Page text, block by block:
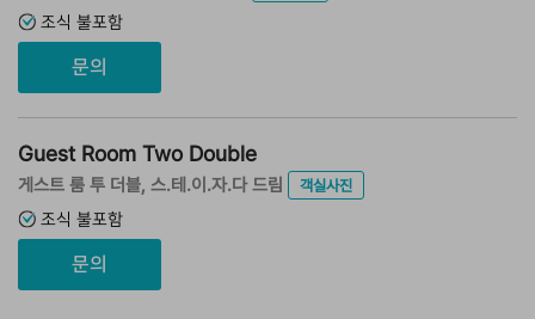
조식 불포함
문의
Guest Room Two Double
게스트 룸 투 더블, 스.테.이.자.다 드림
객실사진
조식 불포함
문의